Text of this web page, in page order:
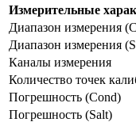
Измерительные
Диапазон измерения
Диапазон измерения
Каналы измерения
Количество точек
Погрешность (Cond)
Погрешность (Salt)